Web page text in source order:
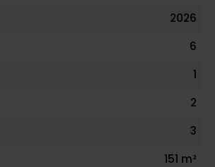
2026
6
1
2
3
151 m²